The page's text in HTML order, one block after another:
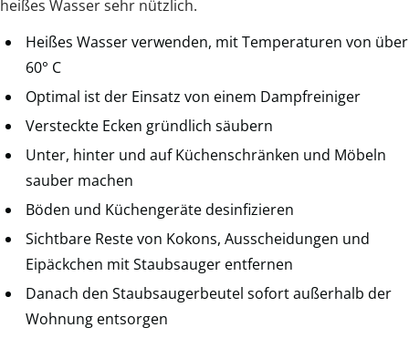
heißes Wasser sehr nützlich.
Heißes Wasser verwenden, mit Temperaturen von über
60° C
Optimal ist der Einsatz von einem Dampfreiniger
Versteckte Ecken gründlich säubern
Unter, hinter und auf Küchenschränken und Möbeln
sauber machen
Böden und Küchengeräte desinfizieren
Sichtbare Reste von Kokons, Ausscheidungen und
Eipäckchen mit Staubsauger entfernen
Danach den Staubsaugerbeutel sofort außerhalb der
Wohnung entsorgen